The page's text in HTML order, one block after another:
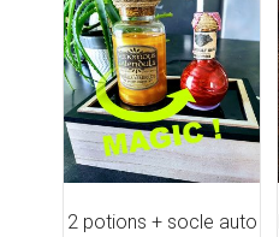
2 potions + socle auto